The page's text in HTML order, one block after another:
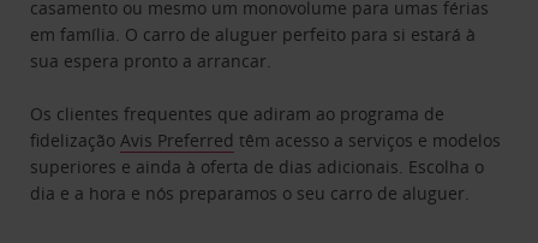
casamento ou mesmo um monovolume para umas férias
em família. O carro de aluguer perfeito para si estará à
sua espera pronto a arrancar.
Os clientes frequentes que adiram ao programa de
fidelizaçãoAvis Preferred têm acesso a serviços e modelos
superiores e ainda à oferta de dias adicionais. Escolha o
dia e a hora e nós preparamos o seu carro de aluguer.